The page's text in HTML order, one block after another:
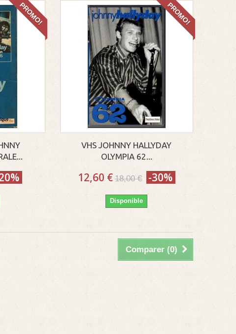
PROMO! PROMO!
VHS JOHNNY HALLYDAY
OLYMPIA 62...
12,60 € 18,00 € -30%
Disponible
Comparer (0)